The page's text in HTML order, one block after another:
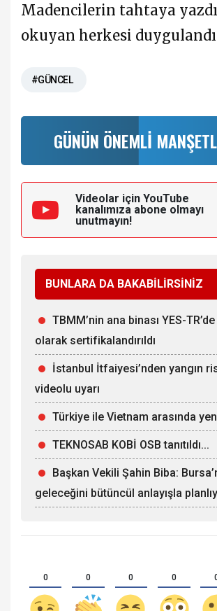
Madencilerin tahtaya
okuyan herkesi
#GÜNCEL
GÜNÜN ÖNEMLİ
Videolar için YouTube
kanalımıza abone olmayı
unutmayın!
BUNLARA DA BAKABİLİRSİNİZ
TBMM’nin ana binası YES-
olarak sertifikalandırıldı
İstanbul İtfaiyesi’nden yangın
videolu uyarı
Türkiye ile Vietnam arasında
TEKNOSAB KOBİ OSB tanıtıldı...
Başkan Vekili Şahin Biba:
geleceğini bütüncül anlayışla
0 0 0 0